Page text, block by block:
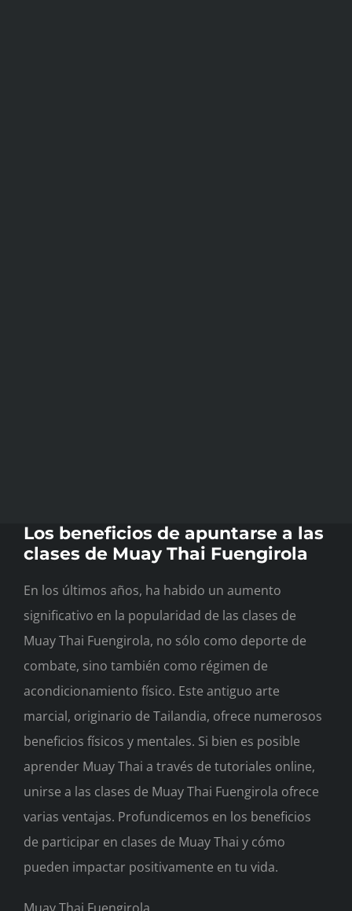
Los beneficios de apuntarse a las
clases de Muay Thai Fuengirola
En los últimos años, ha habido un aumento
significativo en la popularidad de las clases de
Muay Thai Fuengirola, no sólo como deporte de
combate, sino también como régimen de
acondicionamiento físico. Este antiguo arte
marcial, originario de Tailandia, ofrece numerosos
beneficios físicos y mentales. Si bien es posible
aprender Muay Thai a través de tutoriales online,
unirse a las clases de Muay Thai Fuengirola ofrece
varias ventajas. Profundicemos en los beneficios
de participar en clases de Muay Thai y cómo
pueden impactar positivamente en tu vida.
Muay Thai Fuengirola